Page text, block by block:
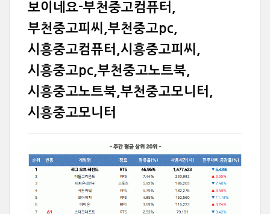
보이네요-부천중고컴퓨터,
부천중고피씨,부천중고pc,
시흥중고컴퓨터,시흥중고피씨,
시흥중고pc,부천중고노트북,
시흥중고노트북,부천중고모니터,
시흥중고모니터